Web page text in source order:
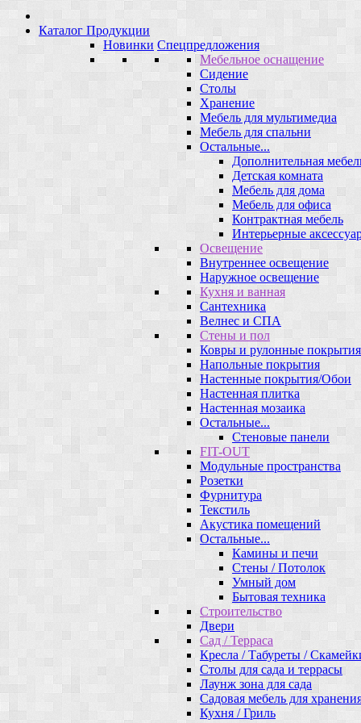
Каталог Продукции
Новинки Спецпредложения
Мебельное оснащение
Сидение
Столы
Хранение
Мебель для мультимедиа
Мебель для спальни
Остальные...
Дополнительная
Детская комната
Мебель для дома
Мебель для офиса
Контрактная мебель
Интерьерные
Освещение
Внутреннее освещение
Наружное освещение
Кухня и ванная
Сантехника
Велнес и СПА
Стены и пол
Ковры и рулонные покрытия
Напольные покрытия
Настенные покрытия/Обои
Настенная плитка
Настенная мозаика
Остальные...
Стеновые панели
FIT-OUT
Модульные пространства
Розетки
Фурнитура
Текстиль
Акустика помещений
Остальные...
Камины и печи
Стены / Потолок
Умный дом
Бытовая техника
Строительство
Двери
Сад / Терраса
Кресла / Табуреты /
Столы для сада и террасы
Лаунж зона для сада
Садовая мебель для
Кухня / Гриль